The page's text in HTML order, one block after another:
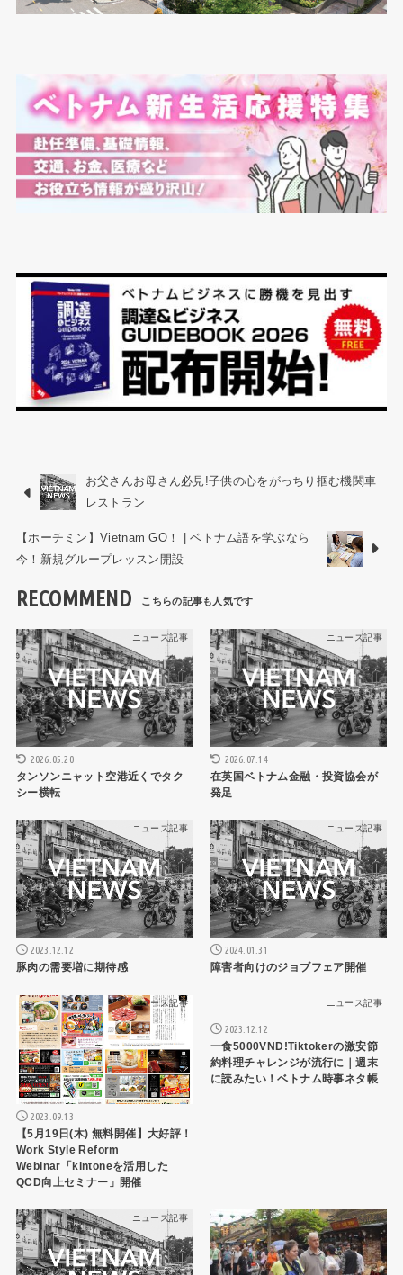
お父さんお母さん必見!子供の心をがっちり掴む機関車
レストラン
【ホーチミン】Vietnam GO！ | ベトナム語を学ぶなら
今！新規グループレッスン開設
RECOMMEND
ニュース記事
2026.05.20
タンソンニャット空港近くでタク
シー横転
ニュース記事
2026.07.14
在英国ベトナム金融・投資協会が
発足
ニュース記事
2023.12.12
豚肉の需要増に期待感
ニュース記事
2024.01.31
障害者向けのジョブフェア開催
ニュース記事
2023.09.13
【5月19日(木) 無料開催】大好評！
Work Style Reform
Webinar「kintoneを活用した
QCD向上セミナー」開催
ニュース記事
2023.12.12
一食5000VND!Tiktokerの激安節
約料理チャレンジが流行に｜週末
に読みたい！ベトナム時事ネタ帳
ニュース記事 ニュース記事